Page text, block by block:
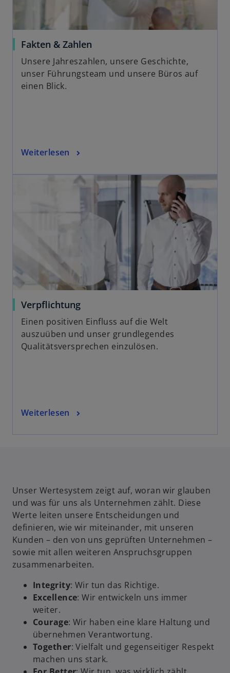
Fakten & Zahlen
Unsere Jahreszahlen, unsere Geschichte,
unser Führungsteam und unsere Büros auf
einen Blick.
Weiterlesen
Verpflichtung
Einen positiven Einfluss auf die Welt
auszuüben und unser grundlegendes
Qualitätsversprechen einzulösen.
Weiterlesen
Unser Wertesystem zeigt auf, woran wir glauben
und was für uns als Unternehmen zählt. Diese
Werte leiten unsere Entscheidungen und
definieren, wie wir miteinander, mit unseren
Kunden – den von uns geprüften Unternehmen –
sowie mit allen weiteren Anspruchsgruppen
zusammenarbeiten.
Integrity: Wir tun das Richtige.
Excellence: Wir entwickeln uns immer
weiter.
Courage: Wir haben eine klare Haltung und
übernehmen Verantwortung.
Together: Vielfalt und gegenseitiger Respekt
machen uns stark.
w
i
n
i
n
e